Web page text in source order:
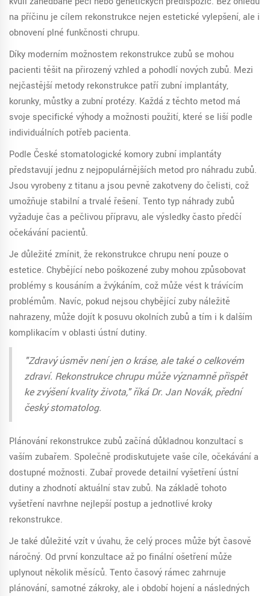
na příčinu je cílem rekonstrukce nejen estetické vylepšení, ale i
obnovení plné funkčnosti chrupu.
Díky moderním možnostem rekonstrukce zubů se mohou
pacienti těšit na přirozený vzhled a pohodlí nových zubů. Mezi
nejčastější metody rekonstrukce patří zubní implantáty,
korunky, můstky a zubní protézy. Každá z těchto metod má
svoje specifické výhody a možnosti použití, které se liší podle
individuálních potřeb pacienta.
Podle České stomatologické komory zubní implantáty
představují jednu z nejpopulárnějších metod pro náhradu zubů.
Jsou vyrobeny z titanu a jsou pevně zakotveny do čelisti, což
umožňuje stabilní a trvalé řešení. Tento typ náhrady zubů
vyžaduje čas a pečlivou přípravu, ale výsledky často předčí
očekávání pacientů.
Je důležité zmínit, že rekonstrukce chrupu není pouze o
estetice. Chybějící nebo poškozené zuby mohou způsobovat
problémy s kousáním a žvýkáním, což může vést k trávícím
problémům. Navíc, pokud nejsou chybějící zuby náležitě
nahrazeny, může dojít k posuvu okolních zubů a tím i k dalším
komplikacím v oblasti ústní dutiny.
"Zdravý úsměv není jen o kráse, ale také o celkovém
zdraví. Rekonstrukce chrupu může významně přispět
ke zvýšení kvality života," říká Dr. Jan Novák, přední
český stomatolog.
Plánování rekonstrukce zubů začíná důkladnou konzultací s
vaším zubařem. Společně prodiskutujete vaše cíle, očekávání a
dostupné možnosti. Zubař provede detailní vyšetření ústní
dutiny a zhodnotí aktuální stav zubů. Na základě tohoto
vyšetření navrhne nejlepší postup a jednotlivé kroky
rekonstrukce.
Je také důležité vzít v úvahu, že celý proces může být časově
náročný. Od první konzultace až po finální ošetření může
uplynout několik měsíců. Tento časový rámec zahrnuje
plánování, samotné zákroky, ale i období hojení a následných